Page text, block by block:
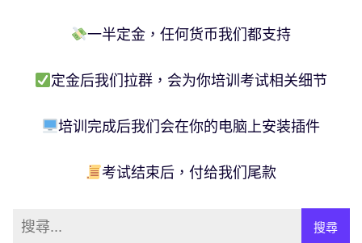
一半定金，任何货币我们都支持
定金后我们拉群，会为你培训考试相关细节
培训完成后我们会在你的电脑上安装插件
考试结束后，付给我们尾款